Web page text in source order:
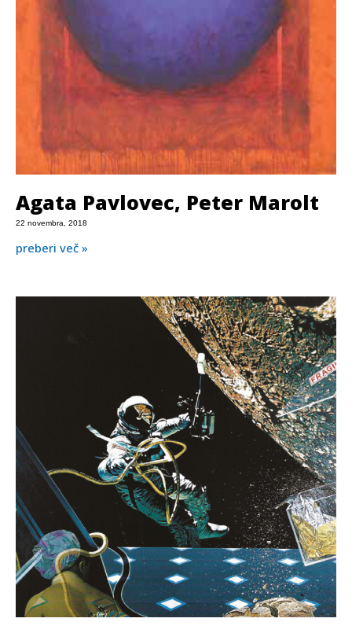
Agata Pavlovec, Peter Marolt
22 novembra, 2018
preberi več »